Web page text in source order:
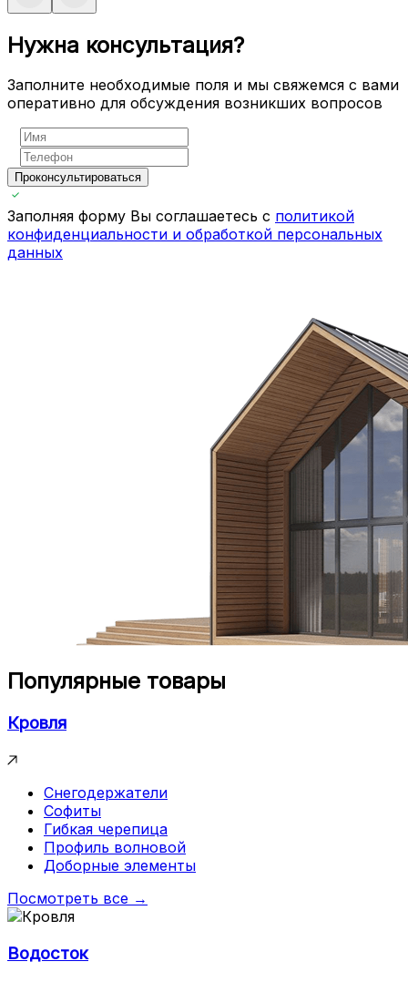
Нужна консультация?
Заполните необходимые поля и мы свяжемся с вами
оперативно для обсуждения возникших вопросов
Проконсультироваться
Заполняя форму Вы соглашаетесь с политикой
конфиденциальности и обработкой персональных
данных
Популярные товары
Кровля
Снегодержатели
Софиты
Гибкая черепица
Профиль волновой
Доборные элементы
Посмотреть все →
Водосток